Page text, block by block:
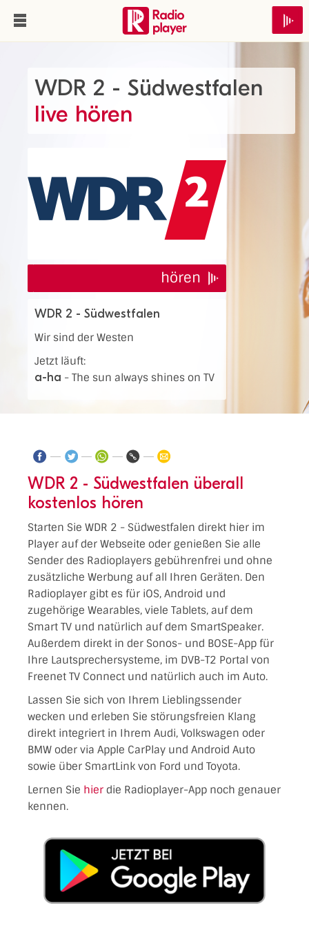
WDR 2 - Südwestfalen
live hören
hören
WDR 2 - Südwestfalen
Wir sind der Westen
Jetzt läuft:
a-ha - The sun always shines on TV
WDR 2 - Südwestfalen überall
kostenlos hören
Starten Sie WDR 2 - Südwestfalen direkt hier im
Player auf der Webseite oder genießen Sie alle
Sender des Radioplayers gebührenfrei und ohne
zusätzliche Werbung auf all Ihren Geräten. Den
Radioplayer gibt es für iOS, Android und
zugehörige Wearables, viele Tablets, auf dem
Smart TV und natürlich auf dem SmartSpeaker.
Außerdem direkt in der Sonos- und BOSE-App für
Ihre Lautsprechersysteme, im DVB-T2 Portal von
Freenet TV Connect und natürlich auch im Auto.
Lassen Sie sich von Ihrem Lieblingssender
wecken und erleben Sie störungsfreien Klang
direkt integriert in Ihrem Audi, Volkswagen oder
BMW oder via Apple CarPlay und Android Auto
sowie über SmartLink von Ford und Toyota.
Lernen Sie hier die Radioplayer-App noch genauer
kennen.